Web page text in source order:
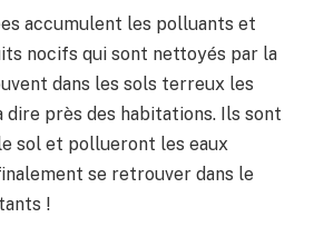
accumulent les polluants et
nocifs qui sont nettoyés par la
dans les sols terreux les
dire près des habitations. Ils sont
sol et pollueront les eaux
se retrouver dans le
!